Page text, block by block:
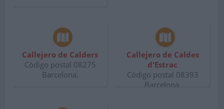
Callejero de Calders
Código postal 08275
Barcelona.
Callejero de Caldes
d'Estrac
Código postal 08393
Barcelona.